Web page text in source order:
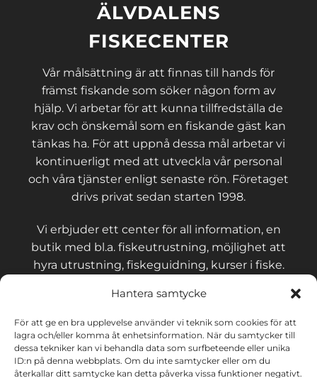
Hantera samtycke
För att ge en bra upplevelse använder vi teknik som cookies för att
lagra och/eller komma åt enhetsinformation. När du samtycker till
dessa tekniker kan vi behandla data som surfbeteende eller unika
ID:n på denna webbplats. Om du inte samtycker eller om du
återkallar ditt samtycke kan detta påverka vissa funktioner negativt.
ÄLVDALENS
FISKECENTER
Vår målsättning är att finnas till hands för
främst fiskande som söker någon form av
hjälp. Vi arbetar för att kunna tillfredställa de
krav och önskemål som en fiskande gäst kan
tänkas ha. För att uppnå dessa mål arbetar vi
kontinuerligt med att utveckla vår personal
och våra tjänster enligt senaste rön. Företaget
drivs privat sedan starten 1998.
Vi erbjuder ett center för all information, en
butik med bl.a. fiskeutrustning, möjlighet att
hyra utrustning, fiskeguidning, kurser i fiske.
KONTAKT OCH VILLKOR